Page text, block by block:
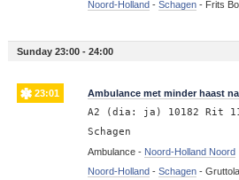
Noord-Holland- Schagen- Frits
Sunday 23:00 - 24:00
23:01 Ambulance met minder haast
A2 (dia: ja) 10182 Rit
Schagen
Ambulance - Noord-Holland Noord
Noord-Holland- Schagen-